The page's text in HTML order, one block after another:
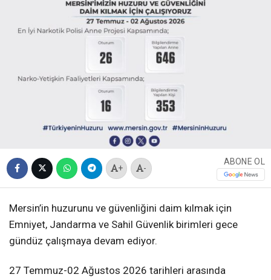
+ -
ABONE OL
Mersin’in huzurunu ve güvenliğini daim kılmak için
Emniyet, Jandarma ve Sahil Güvenlik birimleri gece
gündüz çalışmaya devam ediyor.
27 Temmuz-02 Ağustos 2026 tarihleri arasında